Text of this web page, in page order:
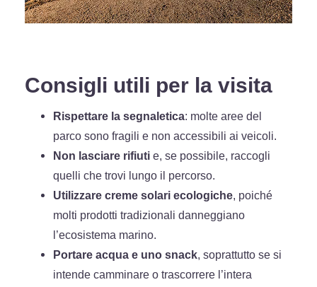
Consigli utili per la visita
Rispettare la segnaletica: molte aree del
parco sono fragili e non accessibili ai veicoli.
Non lasciare rifiuti e, se possibile, raccogli
quelli che trovi lungo il percorso.
Utilizzare creme solari ecologiche, poiché
molti prodotti tradizionali danneggiano
l’ecosistema marino.
Portare acqua e uno snack, soprattutto se si
intende camminare o trascorrere l’intera